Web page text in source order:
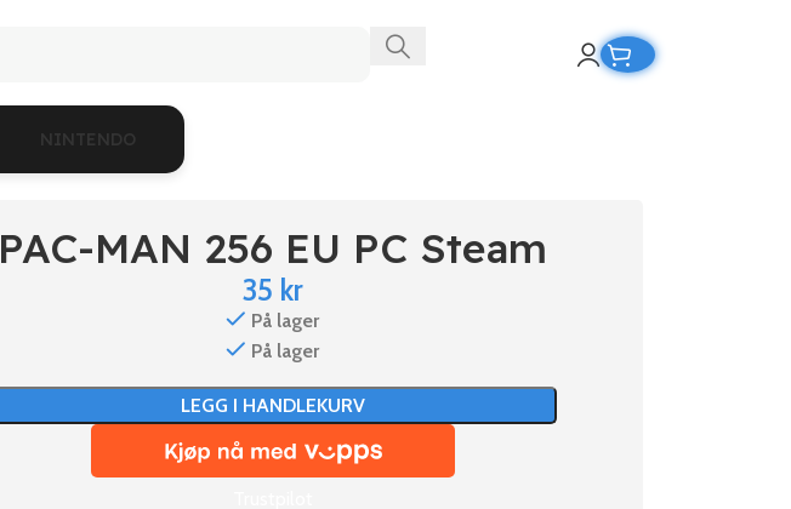
NINTENDO
PAC-MAN 256 EU PC Steam
35 kr
På lager
På lager
LEGG I HANDLEKURV